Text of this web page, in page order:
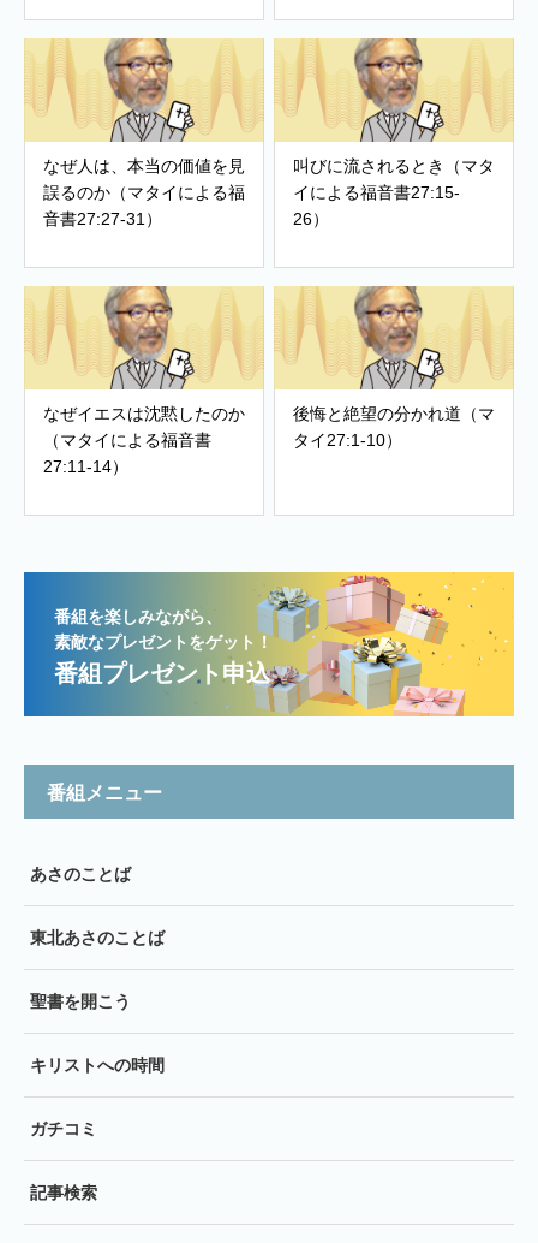
なぜ人は、本当の価値を見
誤るのか（マタイによる福
音書27:27-31）
叫びに流されるとき（マタ
イによる福音書27:15-
26）
なぜイエスは沈黙したのか
（マタイによる福音書
27:11-14）
後悔と絶望の分かれ道（マ
タイ27:1-10）
番組を楽しみながら、
素敵なプレゼントをゲット！
番組プレゼント申込
番組メニュー
あさのことば
東北あさのことば
聖書を開こう
キリストへの時間
ガチコミ
記事検索